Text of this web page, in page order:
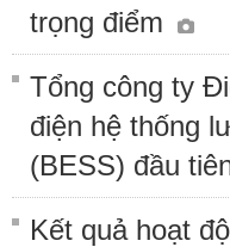
trọng điểm
Tổng công ty
điện hệ thống
(BESS) đầu
Kết quả hoạt